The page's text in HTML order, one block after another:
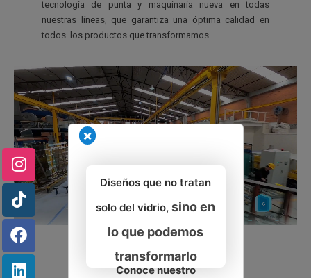
×
Diseños que no tratan
solo del vidrio, sino en
lo que podemos
transformarlo
Conoce nuestro
tecnología de punta y maquinaria nueva en todas
nuestras líneas, que garantiza una óptima calidad en
todos los productos que transformamos.